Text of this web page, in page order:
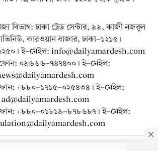
বিভাগ: ঢাকা ট্রেড সেন্টার, ৯৯, কাজী নজরুল
কারওয়ান বাজার, ঢাকা-১২১৫।
ই-মেইল: info@dailyamardesh.com
ফোন: ০৯৬৬৬-৭৪৭৪০০। ই-মেইল:
+৮৮০-১৭১৫-০২৫৪৩৪ । ই-মেইল:
ad@dailyamardesh.com
+৮৮০-০১৮১৯-৮৭৮৬৮৭ । ই-মেইল: